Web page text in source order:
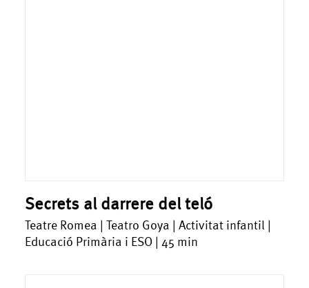
Secrets al darrere del teló
Teatre Romea | Teatro Goya | Activitat infantil |
Educació Primària i ESO | 45 min